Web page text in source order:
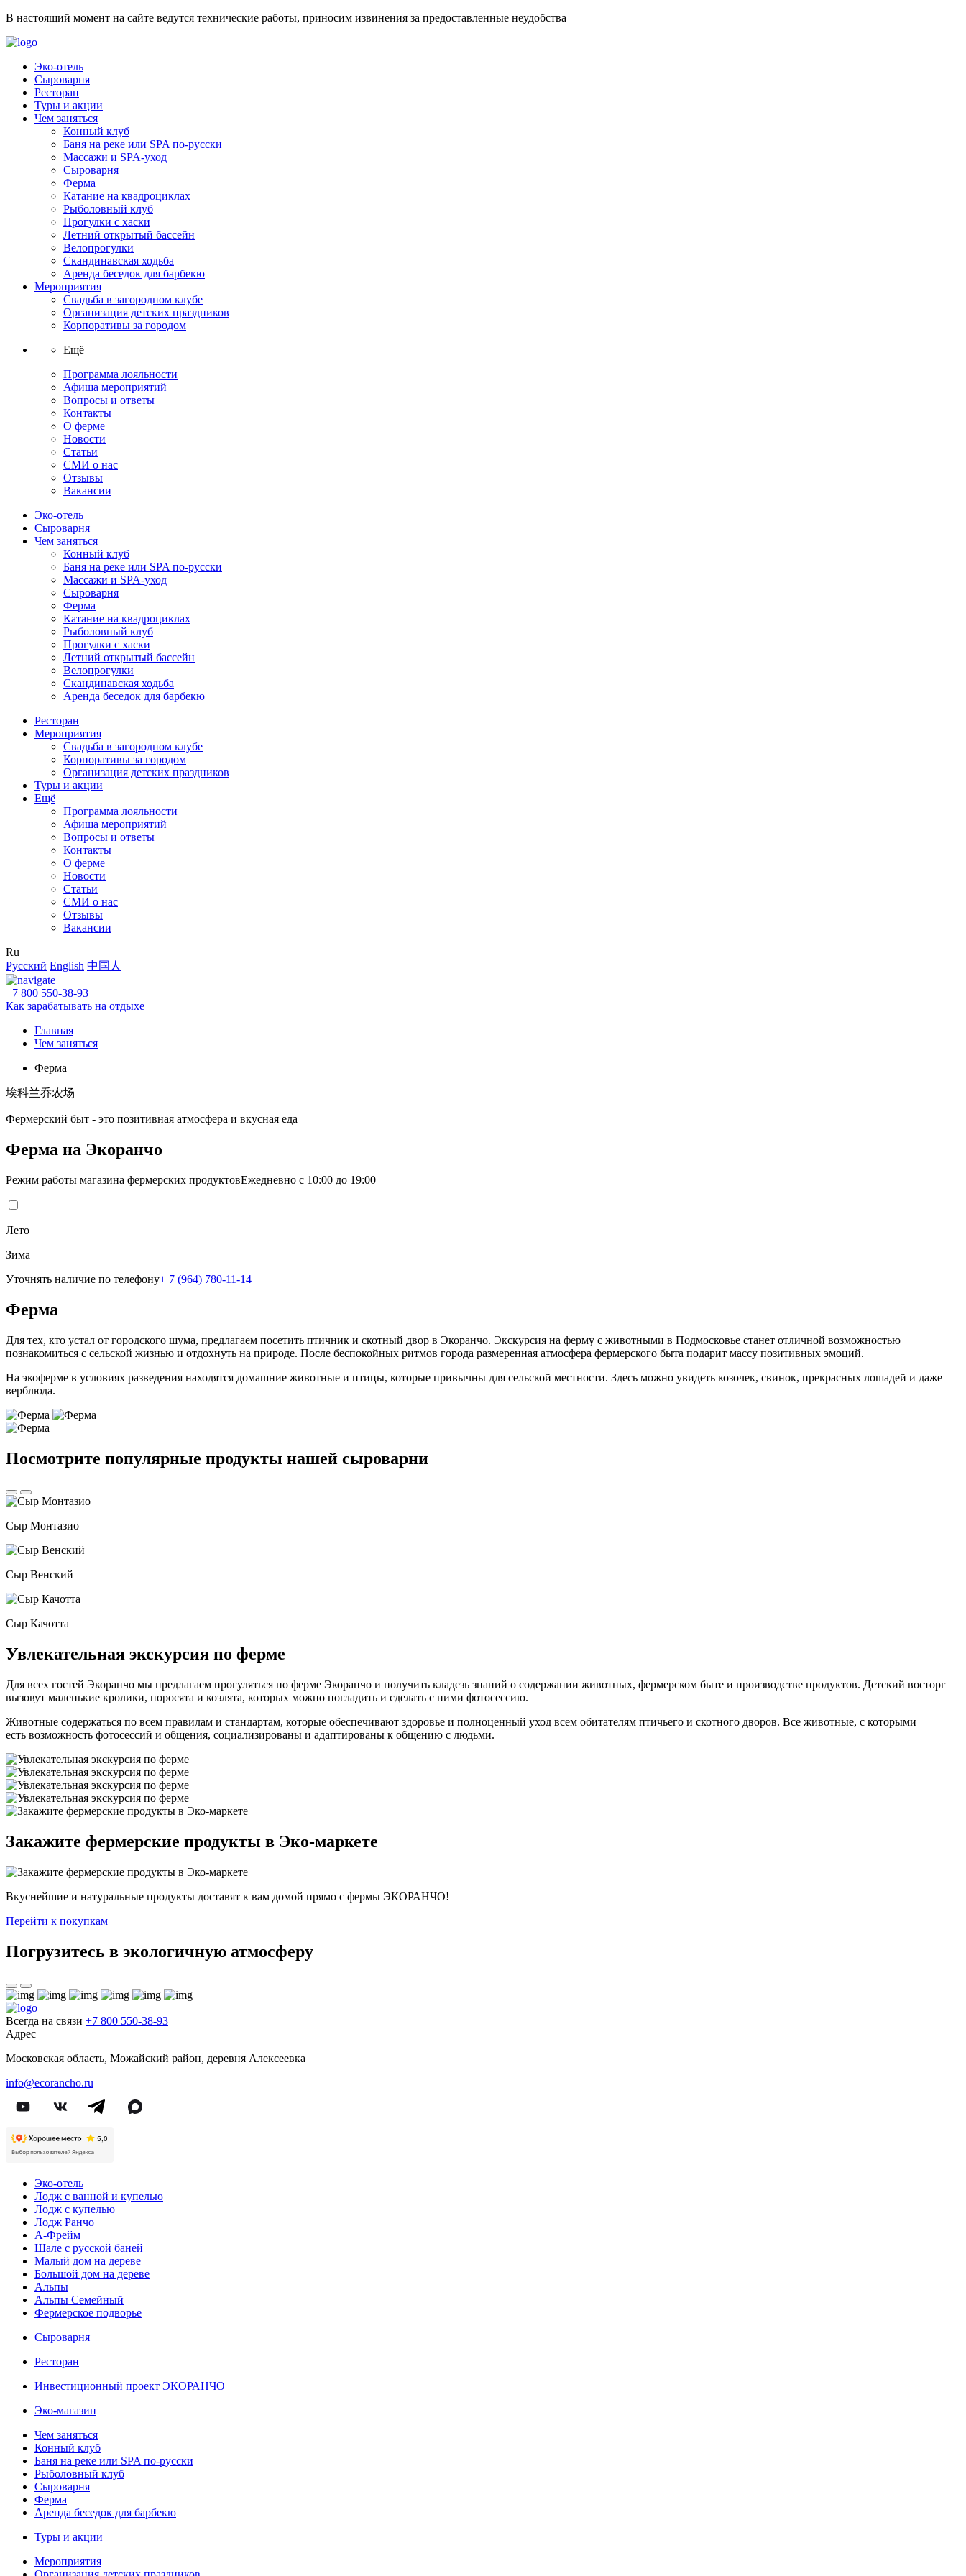
В настоящий момент на сайте ведутся технические работы, приносим извинения за предоставленные неудобства
Эко-отель
Сыроварня
Ресторан
Туры и акции
Чем заняться
Конный клуб
Баня на реке или SPA по-русски
Массажи и SPA-уход
Сыроварня
Ферма
Катание на квадроциклах
Рыболовный клуб
Прогулки с хаски
Летний открытый бассейн
Велопрогулки
Скандинавская ходьба
Аренда беседок для барбекю
Мероприятия
Свадьба в загородном клубе
Организация детских праздников
Корпоративы за городом
Ещё
Программа лояльности
Афиша мероприятий
Вопросы и ответы
Контакты
О ферме
Новости
Статьи
СМИ о нас
Отзывы
Вакансии
Эко-отель
Сыроварня
Чем заняться
Конный клуб
Баня на реке или SPA по-русски
Массажи и SPA-уход
Сыроварня
Ферма
Катание на квадроциклах
Рыболовный клуб
Прогулки с хаски
Летний открытый бассейн
Велопрогулки
Скандинавская ходьба
Аренда беседок для барбекю
Ресторан
Мероприятия
Свадьба в загородном клубе
Корпоративы за городом
Организация детских праздников
Туры и акции
Ещё
Программа лояльности
Афиша мероприятий
Вопросы и ответы
Контакты
О ферме
Новости
Статьи
СМИ о нас
Отзывы
Вакансии
Ru
Русский English 中国人
+7 800 550-38-93
Как зарабатывать на отдыхе
Главная
Чем заняться
Ферма
埃科兰乔农场
Фермерский быт - это позитивная атмосфера и вкусная еда
Ферма на Экоранчо
Режим работы магазина фермерских продуктовЕжедневно с 10:00 до 19:00
Лето
Зима
Уточнять наличие по телефону+ 7 (964) 780-11-14
Ферма
Для тех, кто устал от городского шума, предлагаем посетить птичник и скотный двор в Экоранчо. Экскурсия на ферму с животными в Подмосковье станет отличной возможностью
познакомиться с сельской жизнью и отдохнуть на природе. После беспокойных ритмов города размеренная атмосфера фермерского быта подарит массу позитивных эмоций.
На экоферме в условиях разведения находятся домашние животные и птицы, которые привычны для сельской местности. Здесь можно увидеть козочек, свинок, прекрасных лошадей и даже
верблюда.
Посмотрите популярные продукты нашей сыроварни
Сыр Монтазио
Сыр Венский
Сыр Качотта
Увлекательная экскурсия по ферме
Для всех гостей Экоранчо мы предлагаем прогуляться по ферме Экоранчо и получить кладезь знаний о содержании животных, фермерском быте и производстве продуктов. Детский восторг
вызовут маленькие кролики, поросята и козлята, которых можно погладить и сделать с ними фотосессию.
Животные содержаться по всем правилам и стандартам, которые обеспечивают здоровье и полноценный уход всем обитателям птичьего и скотного дворов. Все животные, с которыми
есть возможность фотосессий и общения, социализированы и адаптированы к общению с людьми.
Закажите фермерские продукты в Эко-маркете
Вкуснейшие и натуральные продукты доставят к вам домой прямо с фермы ЭКОРАНЧО!
Перейти к покупкам
Погрузитесь в экологичную атмосферу
Всегда на связи +7 800 550-38-93
Адрес
Московская область, Можайский район, деревня Алексеевка
info@ecorancho.ru
Эко-отель
Лодж с ванной и купелью
Лодж с купелью
Лодж Ранчо
А-Фрейм
Шале с русской баней
Малый дом на дереве
Большой дом на дереве
Альпы
Альпы Семейный
Фермерское подворье
Сыроварня
Ресторан
Инвестиционный проект ЭКОРАНЧО
Эко-магазин
Чем заняться
Конный клуб
Баня на реке или SPA по-русски
Рыболовный клуб
Сыроварня
Ферма
Аренда беседок для барбекю
Туры и акции
Мероприятия